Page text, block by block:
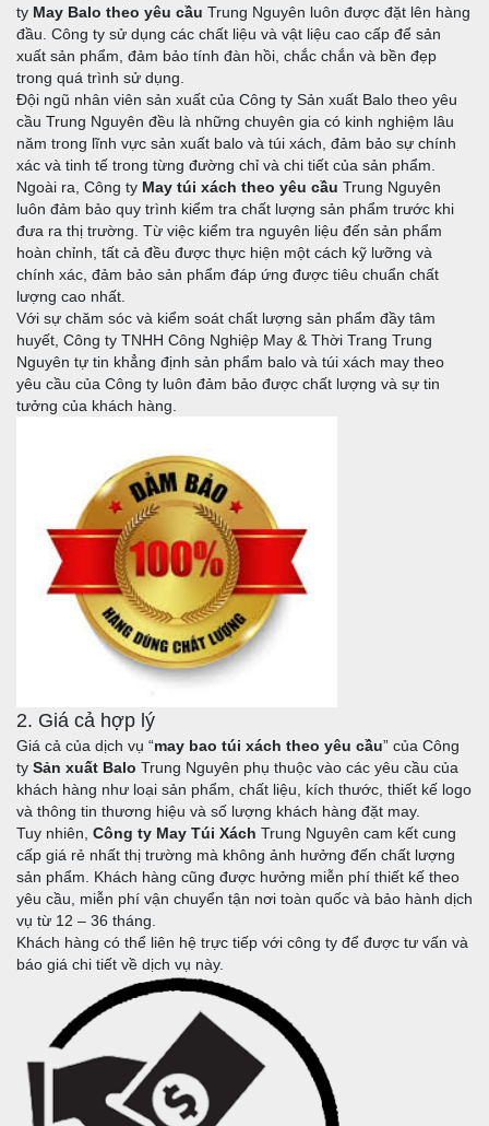
ty May Balo theo yêu cầu Trung Nguyên luôn được đặt lên hàng
đầu. Công ty sử dụng các chất liệu và vật liệu cao cấp để sản
xuất sản phẩm, đảm bảo tính đàn hồi, chắc chắn và bền đẹp
trong quá trình sử dụng.
Đội ngũ nhân viên sản xuất của Công ty Sản xuất Balo theo yêu
cầu Trung Nguyên đều là những chuyên gia có kinh nghiệm lâu
năm trong lĩnh vực sản xuất balo và túi xách, đảm bảo sự chính
xác và tinh tế trong từng đường chỉ và chi tiết của sản phẩm.
Ngoài ra, Công ty May túi xách theo yêu cầu Trung Nguyên
luôn đảm bảo quy trình kiểm tra chất lượng sản phẩm trước khi
đưa ra thị trường. Từ việc kiểm tra nguyên liệu đến sản phẩm
hoàn chỉnh, tất cả đều được thực hiện một cách kỹ lưỡng và
chính xác, đảm bảo sản phẩm đáp ứng được tiêu chuẩn chất
lượng cao nhất.
Với sự chăm sóc và kiểm soát chất lượng sản phẩm đầy tâm
huyết, Công ty TNHH Công Nghiệp May & Thời Trang Trung
Nguyên tự tin khẳng định sản phẩm balo và túi xách may theo
yêu cầu của Công ty luôn đảm bảo được chất lượng và sự tin
tưởng của khách hàng.
2. Giá cả hợp lý
Giá cả của dịch vụ “may bao túi xách theo yêu cầu” của Công
ty Sản xuất Balo Trung Nguyên phụ thuộc vào các yêu cầu của
khách hàng như loại sản phẩm, chất liệu, kích thước, thiết kế logo
và thông tin thương hiệu và số lượng khách hàng đặt may.
Tuy nhiên, Công ty May Túi Xách Trung Nguyên cam kết cung
cấp giá rẻ nhất thị trường mà không ảnh hưởng đến chất lượng
sản phẩm. Khách hàng cũng được hưởng miễn phí thiết kế theo
yêu cầu, miễn phí vận chuyển tận nơi toàn quốc và bảo hành dịch
vụ từ 12 – 36 tháng.
Khách hàng có thể liên hệ trực tiếp với công ty để được tư vấn và
báo giá chi tiết về dịch vụ này.